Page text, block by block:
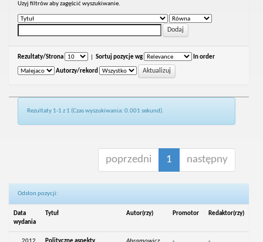
Uzyj filtrów aby zagęścić wyszukiwanie.
Rezultaty/Strona Sortuj pozycje wg In order
Autorzy/rekord
Rezultaty 1-1 z 1 (Czas wyszukiwania: 0.001 sekund).
poprzedni 1 następny
Odsłon pozycji:
Data
wydania
Tytuł Autor(rzy) Promotor Redaktor(rzy)